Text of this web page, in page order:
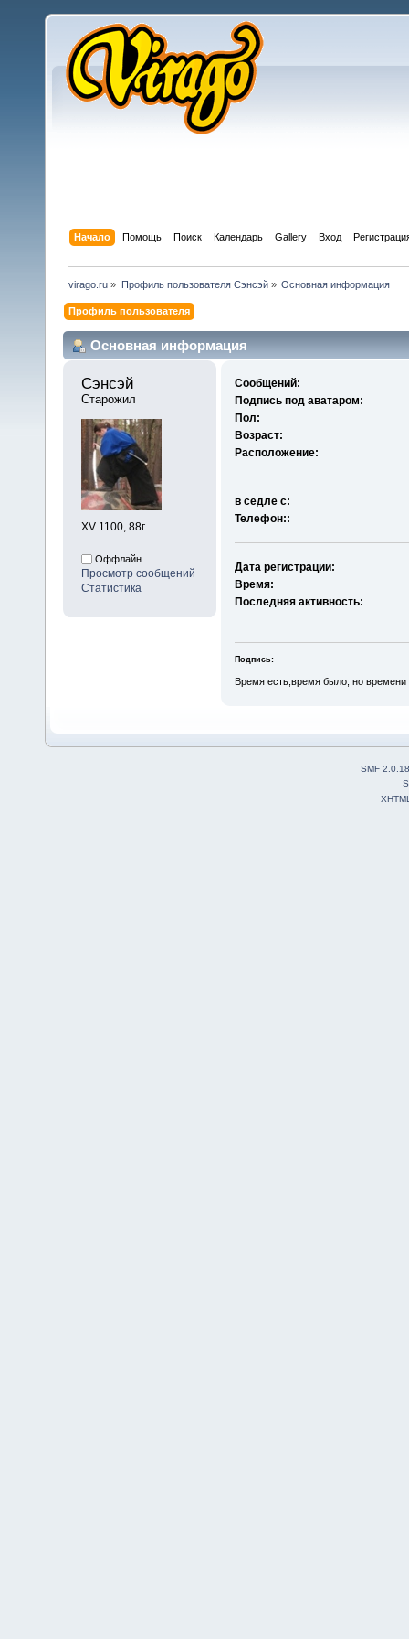
Начало Помощь Поиск Календарь Gallery Вход
virago.ru » Профиль пользователя Сэнсэй» Основная информация
Профиль пользователя
Основная информация
Сэнсэй
Старожил
XV 1100, 88г.
Оффлайн
Просмотр сообщений
Статистика
Сообщений:
Подпись под аватаром:
Пол:
Возраст:
Расположение:
в седле с:
Телефон::
Дата регистрации:
Время:
Последняя активность:
Подпись:
Время есть,время было, но времени
SMF 2.0.18